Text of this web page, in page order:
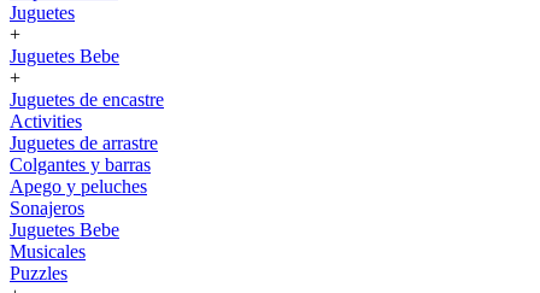
Juguetes
+
Juguetes Bebe
+
Juguetes de encastre
Activities
Juguetes de arrastre
Colgantes y barras
Apego y peluches
Sonajeros
Juguetes Bebe
Musicales
Puzzles